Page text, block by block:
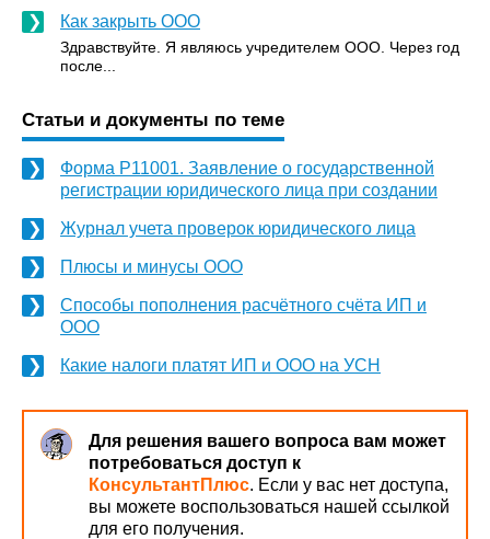
Как закрыть ООО
Здравствуйте. Я являюсь учредителем ООО. Через год
после...
Статьи и документы по теме
Форма Р11001. Заявление о государственной
регистрации юридического лица при создании
Журнал учета проверок юридического лица
Плюсы и минусы ООО
Способы пополнения расчётного счёта ИП и
ООО
Какие налоги платят ИП и ООО на УСН
Для решения вашего вопроса вам может
потребоваться доступ к
КонсультантПлюс. Если у вас нет доступа,
вы можете воспользоваться нашей ссылкой
для его получения.